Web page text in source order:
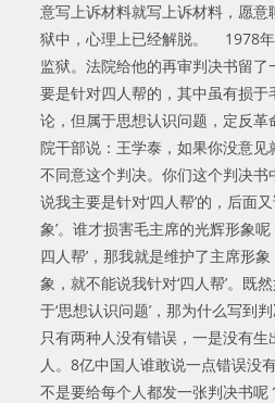
意写上诉材料就写上诉材料，愿
狱中，心理上已经解脱。 1978
监狱。法院给他的再审判决书留了
要是针对四人帮的，其中虽有损
论，但属于思想认识问题，定反革
院干部说：王学泰，如果你没意见
不同意这个判决。你们这个判决
说我主要是针对‘四人帮’的，后面
象’。谁才损害毛主席的光辉形象呢
四人帮’，那我就是维护了主席形
象，就不能说我针对‘四人帮’。既
于‘思想认识问题’，那为什么写到
只有两种人没有错误，一是没有
人。8亿中国人谁敢说一点错误没
不是要给每个人都发一张判决书呢